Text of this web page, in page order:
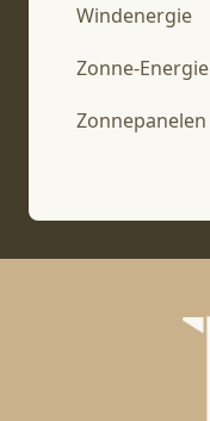
Windenergie
Zonne-Energie
Zonnepanelen